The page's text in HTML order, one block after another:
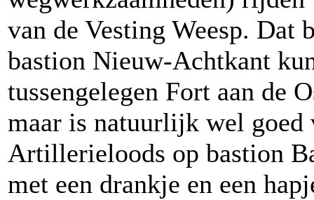
van de Vesting Weesp. Dat
bastion Nieuw-Achtkant
tussengelegen Fort aan de
maar is natuurlijk wel goed
Artillerieloods op bastion
met een drankje en een